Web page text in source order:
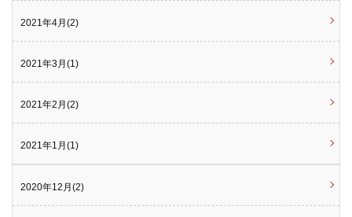
2021年4月(2)
2021年3月(1)
2021年2月(2)
2021年1月(1)
2020年12月(2)